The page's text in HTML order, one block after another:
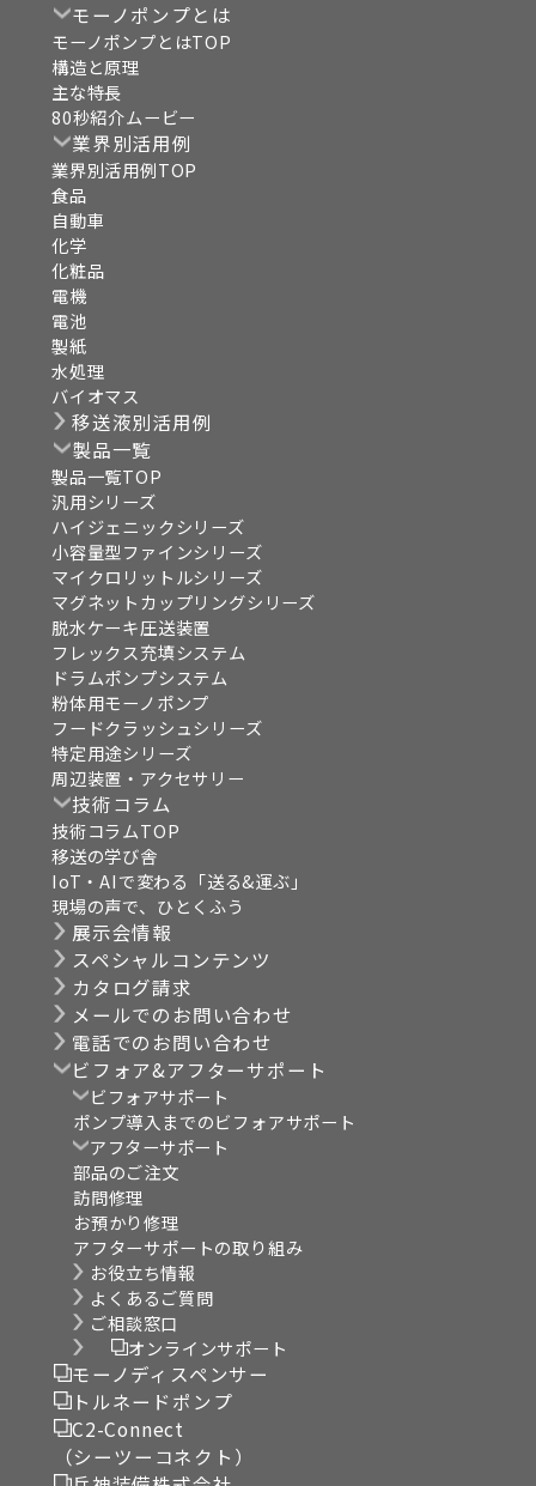
モーノポンプとは
モーノポンプとはTOP
構造と原理
主な特長
80秒紹介ムービー
業界別活用例
業界別活用例TOP
食品
自動車
化学
化粧品
電機
電池
製紙
水処理
バイオマス
移送液別活用例
製品一覧
製品一覧TOP
汎用シリーズ
ハイジェニックシリーズ
小容量型ファインシリーズ
マイクロリットルシリーズ
マグネットカップリングシリーズ
脱水ケーキ圧送装置
フレックス充填システム
ドラムポンプシステム
粉体用モーノポンプ
フードクラッシュシリーズ
特定用途シリーズ
周辺装置・アクセサリー
技術コラム
技術コラムTOP
移送の学び舎
IoT・AIで変わる「送る&運ぶ」
現場の声で、ひとくふう
展示会情報
スペシャルコンテンツ
カタログ請求
メールでのお問い合わせ
電話でのお問い合わせ
ビフォア&アフターサポート
ビフォアサポート
ポンプ導入までのビフォアサポート
アフターサポート
部品のご注文
訪問修理
お預かり修理
アフターサポートの取り組み
お役立ち情報
よくあるご質問
ご相談窓口
オンラインサポート
モーノディスペンサー
トルネードポンプ
C2-Connect
（シーツーコネクト）